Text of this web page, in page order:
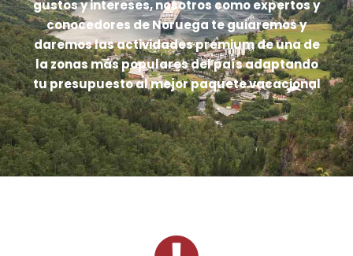
gustos y intereses, nosotros como expertos y
conocedores de Noruega te guiaremos y
daremos las actividades premium de una de
la zonas más populares del país adaptando
tu presupuesto al mejor paquete vacacional